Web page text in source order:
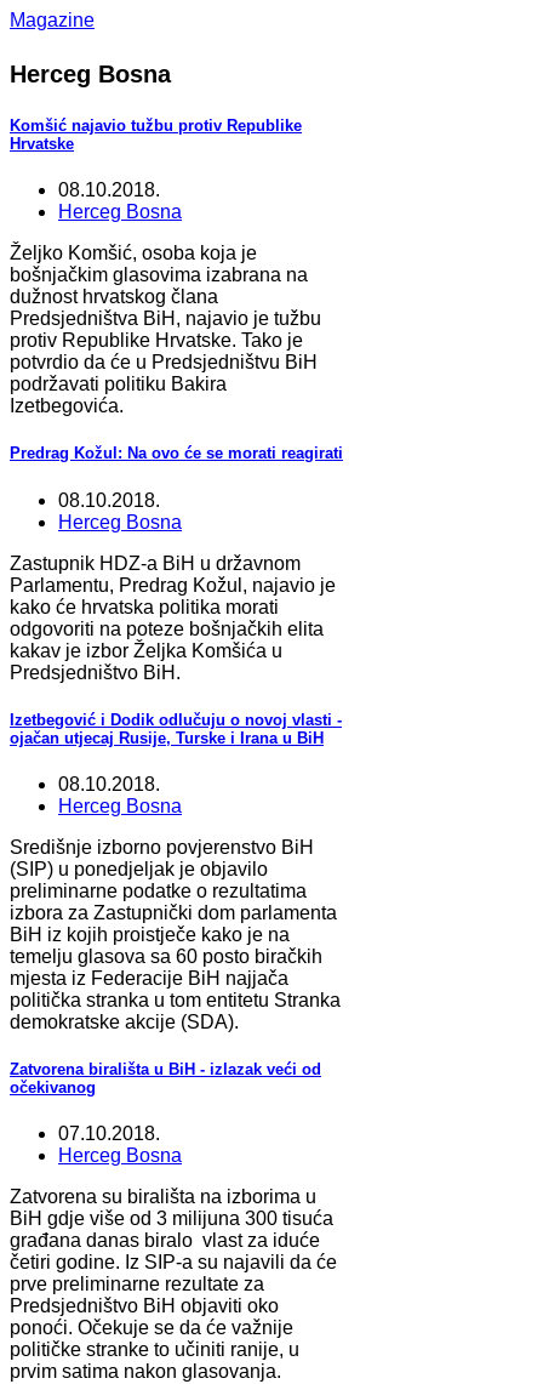
Magazine
Herceg Bosna
Komšić najavio tužbu protiv Republike
Hrvatske
08.10.2018.
Herceg Bosna
Željko Komšić, osoba koja je
bošnjačkim glasovima izabrana na
dužnost hrvatskog člana
Predsjedništva BiH, najavio je tužbu
protiv Republike Hrvatske. Tako je
potvrdio da će u Predsjedništvu BiH
podržavati politiku Bakira
Izetbegovića.
Predrag Kožul: Na ovo će se morati reagirati
08.10.2018.
Herceg Bosna
Zastupnik HDZ-a BiH u državnom
Parlamentu, Predrag Kožul, najavio je
kako će hrvatska politika morati
odgovoriti na poteze bošnjačkih elita
kakav je izbor Željka Komšića u
Predsjedništvo BiH.
Izetbegović i Dodik odlučuju o novoj vlasti -
ojačan utjecaj Rusije, Turske i Irana u BiH
08.10.2018.
Herceg Bosna
Središnje izborno povjerenstvo BiH
(SIP) u ponedjeljak je objavilo
preliminarne podatke o rezultatima
izbora za Zastupnički dom parlamenta
BiH iz kojih proistječe kako je na
temelju glasova sa 60 posto biračkih
mjesta iz Federacije BiH najjača
politička stranka u tom entitetu Stranka
demokratske akcije (SDA).
Zatvorena birališta u BiH - izlazak veći od
očekivanog
07.10.2018.
Herceg Bosna
Zatvorena su birališta na izborima u
BiH gdje više od 3 milijuna 300 tisuća
građana danas biralo vlast za iduće
četiri godine. Iz SIP-a su najavili da će
prve preliminarne rezultate za
Predsjedništvo BiH objaviti oko
ponoći. Očekuje se da će važnije
političke stranke to učiniti ranije, u
prvim satima nakon glasovanja.